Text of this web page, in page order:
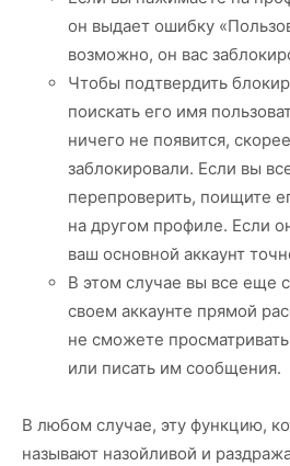
он выдает ошибку
возможно, он вас
Чтобы подтвердить
поискать его имя
ничего не появится,
заблокировали. Если вы
перепроверить, поищите
на другом профиле. Если
ваш основной аккаунт
В этом случае вы все еще
своем аккаунте прямой
не сможете просматривать
или писать им сообщения.
В любом случае, эту функцию,
называют назойливой и